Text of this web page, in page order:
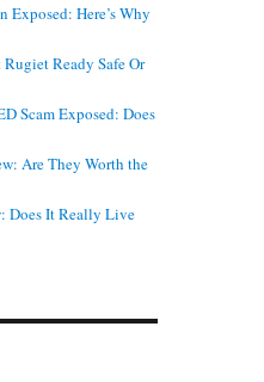
Exposed: Here’s Why
Ready Safe Or
Scam Exposed: Does
Are They Worth the
Does It Really Live